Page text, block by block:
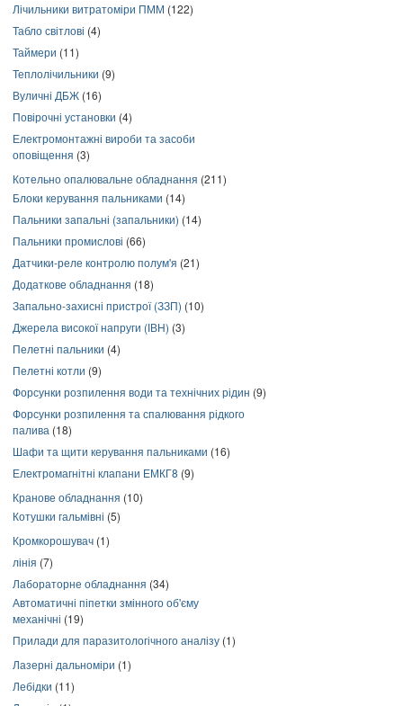
Лічильники витратоміри ПММ (122)
Табло світлові (4)
Таймери (11)
Теплолічильники (9)
Вуличні ДБЖ (16)
Повірочні установки (4)
Електромонтажні вироби та засоби
оповіщення (3)
Котельно опалювальне обладнання (211)
Блоки керування пальниками (14)
Пальники запальні (запальники) (14)
Пальники промислові (66)
Датчики-реле контролю полум'я (21)
Додаткове обладнання (18)
Запально-захисні пристрої (ЗЗП) (10)
Джерела високої напруги (ІВН) (3)
Пелетні пальники (4)
Пелетні котли (9)
Форсунки розпилення води та технічних рідин (9)
Форсунки розпилення та спалювання рідкого
палива (18)
Шафи та щити керування пальниками (16)
Електромагнітні клапани ЕМКГ8 (9)
Кранове обладнання (10)
Котушки гальмівні (5)
Кромкорошувач (1)
лінія (7)
Лабораторне обладнання (34)
Автоматичні піпетки змінного об'єму
механічні (19)
Прилади для паразитологічного аналізу (1)
Лазерні дальноміри (1)
Лебідки (11)